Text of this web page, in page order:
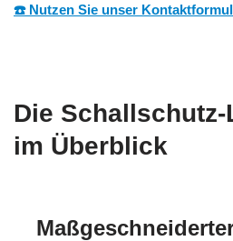
☎️ Nutzen Sie unser
Die
im Überblick